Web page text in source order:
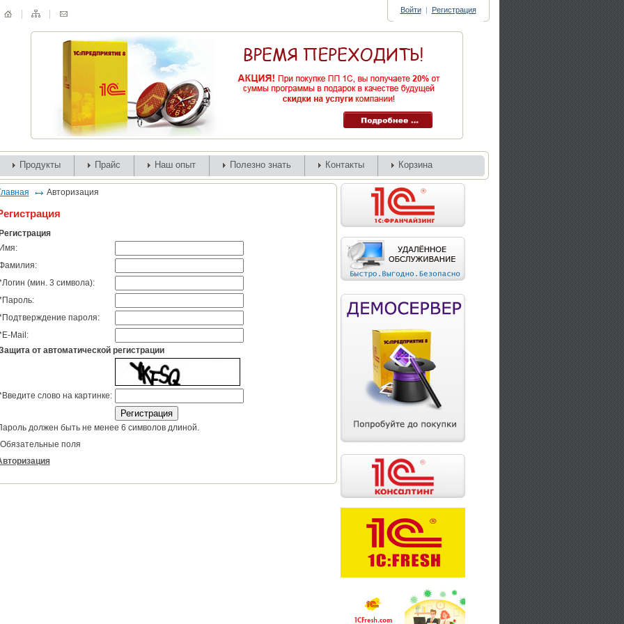
Войти | Регистрация
Продукты Прайс Наш опыт Полезно знать Контакты Корзина
Авторизация
Логин (мин. 3 символа):
Пароль:
Подтверждение пароля:
E-Mail:
от автоматической регистрации
Введите слово на картинке:
должен быть не менее 6 символов длиной.
Обязательные поля